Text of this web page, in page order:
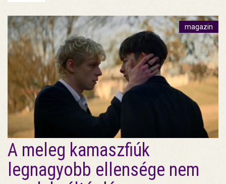
magazin
A meleg kamaszfiúk
legnagyobb ellensége nem